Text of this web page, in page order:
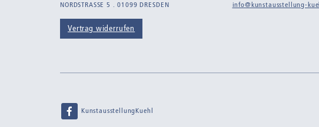
NORDSTRASSE 5 . 01099 DRESDEN
Vertrag widerrufen
info@kunstausstellung-
KunstausstellungKuehl